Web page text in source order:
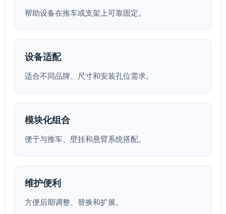
帮助设备在推车或支架上可靠固定。
设备适配
适合不同品牌、尺寸和安装孔位需求。
模块化组合
便于与推车、壁挂和悬臂系统搭配。
维护便利
方便后期调整、替换和扩展。